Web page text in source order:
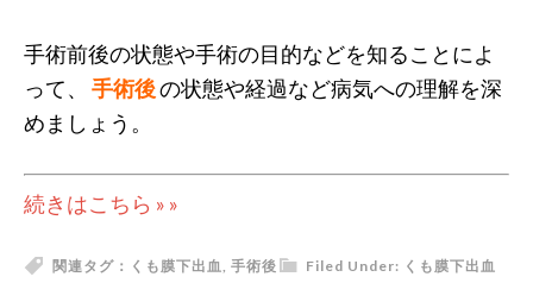
手術前後の状態や手術の目的などを知ることによ
って、 手術後の状態や経過など病気への理解を深
めましょう。
続きはこちら » »
Filed Under: くも膜下出血
関連タグ： くも膜下出血, 手術後